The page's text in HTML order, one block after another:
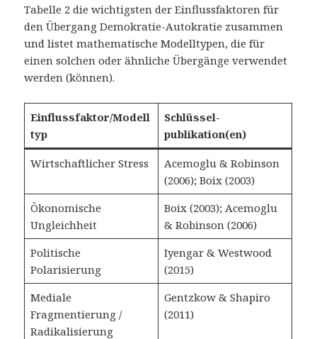
Tabelle 2 die wichtigsten der Einflussfaktoren für
den Übergang Demokratie-Autokratie zusammen
und listet mathematische Modelltypen, die für
einen solchen oder ähnliche Übergänge verwendet
werden (können).
Einflussfaktor/Modell
typ
Schlüssel­
publikation(en)
Wirtschaftlicher Stress
Acemoglu & Robinson
(2006); Boix (2003)
Ökonomische
Ungleichheit
Boix (2003); Acemoglu
& Robinson (2006)
Politische
Polarisierung
Iyengar & Westwood
(2015)
Mediale
Fragmentierung /
Radikalisierung
Gentzkow & Shapiro
(2011)